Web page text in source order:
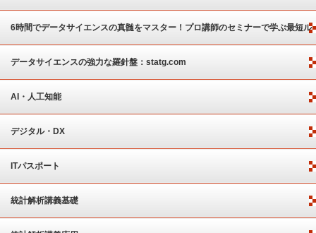
6時間でデータサイエンスの真髄をマスター！プロ講師のセミナーで学ぶ最短ル
ート
データサイエンスの強力な羅針盤：statg.com
AI・人工知能
デジタル・DX
ITパスポート
統計解析講義基礎